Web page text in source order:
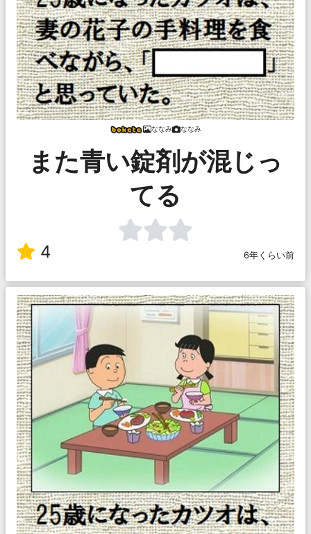
ななみ ななみ
また青い錠剤が混じっ
てる
4 6年くらい前